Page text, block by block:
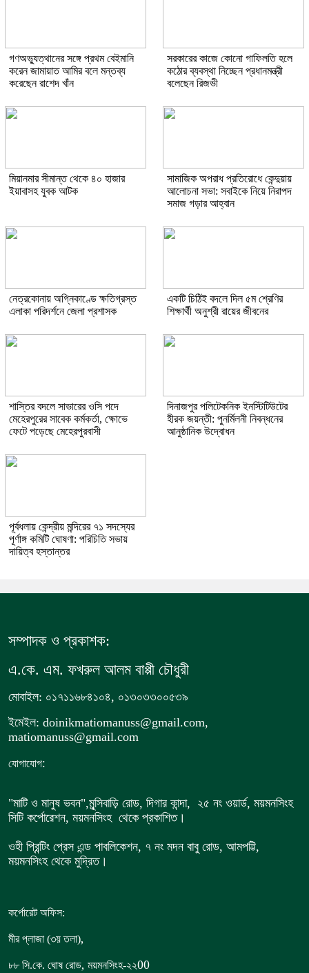
গণঅভ্যুত্থানের সঙ্গে প্রথম বেইমানি
করেন জামায়াত আমির বলে মন্তব্য
করেছেন রাশেদ খাঁন
সরকারের কাজে কোনো গাফিলতি হলে
কঠোর ব্যবস্থা নিচ্ছেন প্রধানমন্ত্রী
বলেছেন রিজভী
মিয়ানমার সীমান্ত থেকে ৪০ হাজার
ইয়াবাসহ যুবক আটক
সামাজিক অপরাধ প্রতিরোধে কেন্দুয়ায়
আলোচনা সভা: সবাইকে নিয়ে নিরাপদ
সমাজ গড়ার আহ্বান
নেত্রকোনায় অগ্নিকাণ্ডে ক্ষতিগ্রস্ত
এলাকা পরিদর্শনে জেলা প্রশাসক
একটি চিঠিই বদলে দিল ৫ম শ্রেণির
শিক্ষার্থী অনুশ্রী রায়ের জীবনের
শাস্তির বদলে সাভারের ওসি পদে
মেহেরপুরের সাবেক কর্মকর্তা, ক্ষোভে
ফেটে পড়েছে মেহেরপুরবাসী
দিনাজপুর পলিটেকনিক ইনস্টিটিউটের
হীরক জয়ন্তী: পুনর্মিলনী নিবন্ধনের
আনুষ্ঠানিক উদ্বোধন
পূর্বধলায় কেন্দ্রীয় মন্দিরের ৭১ সদস্যের
পূর্ণাঙ্গ কমিটি ঘোষণা: পরিচিতি সভায়
দায়িত্ব হস্তান্তর
সম্পাদক ও প্রকাশক:
এ.কে. এম. ফখরুল আলম বাপ্পী চৌধুরী
মোবাইল: ০১৭১১৬৮৪১০৪, ০১৩০৩৩০০৫৩৯
ইমেইল: doinikmatiomanuss@gmail.com,
matiomanuss@gmail.com
যোগাযোগ:
"মাটি ও মানুষ ভবন",মুন্সিবাড়ি রোড, দিগার কান্দা, ২৫ নং ওয়ার্ড, ময়মনসিংহ
সিটি কর্পোরেশন, ময়মনসিংহ থেকে প্রকাশিত।
ওহী প্রিন্টিং প্রেস এন্ড পাবলিকেশন, ৭ নং মদন বাবু রোড, আমপট্টি,
ময়মনসিংহ থেকে মুদ্রিত।
কর্পোরেট অফিস:
মীর প্লাজা (৩য় তলা),
৮৮ সি.কে. ঘোষ রোড, ময়মনসিংহ-২২00